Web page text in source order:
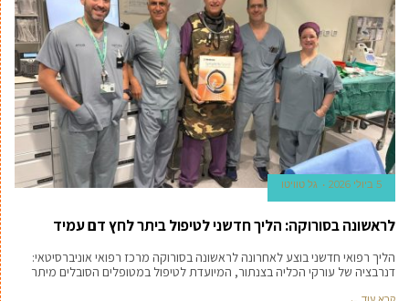
5 ביולי 2026 גל טוויטו
לראשונה בסורוקה: הליך חדשני לטיפול ביתר לחץ דם עמיד
הליך רפואי חדשני בוצע לאחרונה לראשונה בסורוקה מרכז רפואי אוניברסיטאי:
דנרבציה של עורקי הכליה בצנתור, המיועדת לטיפול במטופלים הסובלים מיתר